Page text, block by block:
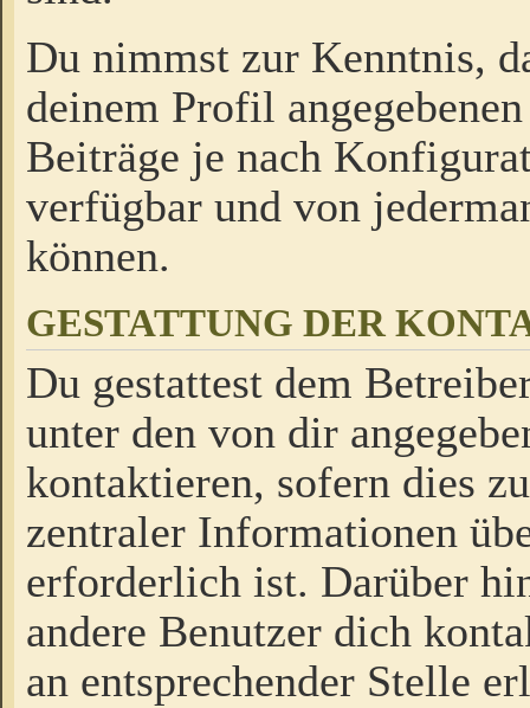
Du nimmst zur Kenntnis,
deinem Profil
Beiträge je nach
verfügbar und von
können.
GESTATTUNG DER
Du gestattest dem
unter den von dir
kontaktieren, sofern dies
zentraler Informationen
erforderlich ist. Darüber
andere Benutzer dich
an entsprechender Stelle